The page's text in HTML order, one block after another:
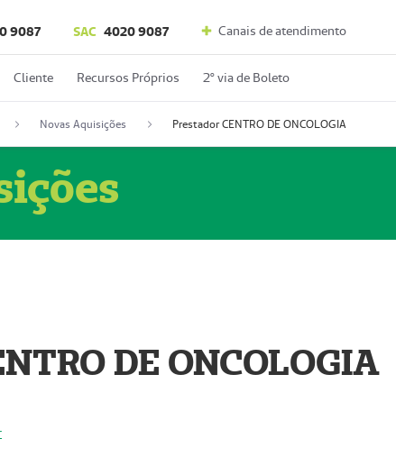
9087 SAC 4020 9087 Canais de atendimento
Cliente Recursos Próprios 2º via de Boleto
Novas Aquisições Prestador CENTRO DE ONCOLOGIA
DE ONCOLOGIA